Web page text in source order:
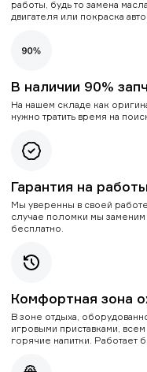
работы, будь то замена
двигателя или покраска
В наличии 90%
На нашем складе как
нужно тратить время на
Гарантия на
Мы уверенны в своей
случае поломки мы заменим
бесплатно.
Комфортная зона
В зоне отдыха,
игровыми приставками,
горячие напитки. Работает